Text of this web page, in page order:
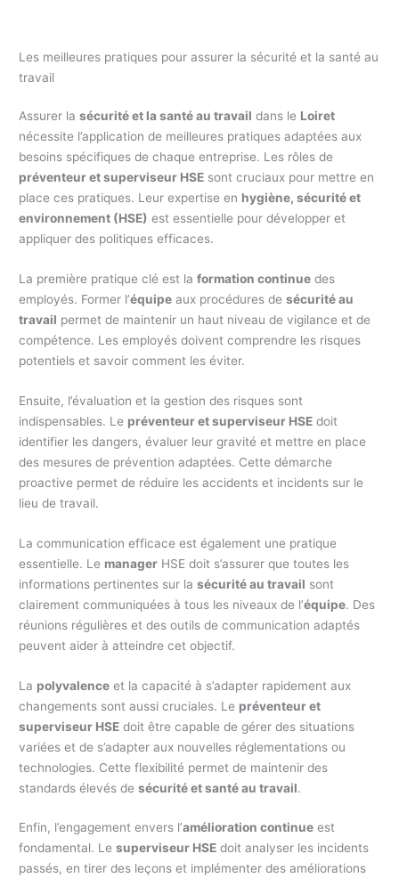
Les meilleures pratiques pour assurer la sécurité et la santé au
travail
Assurer lasécurité et la santé au travail dans le Loiret
nécessite l’application de meilleures pratiques adaptées aux
besoins spécifiques de chaque entreprise. Les rôles de
préventeur et superviseur HSE sont cruciaux pour mettre en
place ces pratiques. Leur expertise en hygiène, sécurité et
environnement (HSE) est essentielle pour développer et
appliquer des politiques efficaces.
La première pratique clé est laformation continue des
employés. Former l’équipe aux procédures desécurité au
travail permet de maintenir un haut niveau de vigilance et de
compétence. Les employés doivent comprendre les risques
potentiels et savoir comment les éviter.
Ensuite, l’évaluation et la gestion des risques sont
indispensables. Le préventeur et superviseur HSE doit
identifier les dangers, évaluer leur gravité et mettre en place
des mesures de prévention adaptées. Cette démarche
proactive permet de réduire les accidents et incidents sur le
lieu de travail.
La communication efficace est également une pratique
essentielle. Le manager HSE doit s’assurer que toutes les
informations pertinentes sur lasécurité au travail sont
clairement communiquées à tous les niveaux de l’équipe. Des
réunions régulières et des outils de communication adaptés
peuvent aider à atteindre cet objectif.
La polyvalence et la capacité à s’adapter rapidement aux
changements sont aussi cruciales. Le préventeur et
superviseur HSE doit être capable de gérer des situations
variées et de s’adapter aux nouvelles réglementations ou
technologies. Cette flexibilité permet de maintenir des
standards élevés desécurité et santé au travail.
Enfin, l’engagement envers l’amélioration continue est
fondamental. Lesuperviseur HSE doit analyser les incidents
passés, en tirer des leçons et implémenter des améliorations